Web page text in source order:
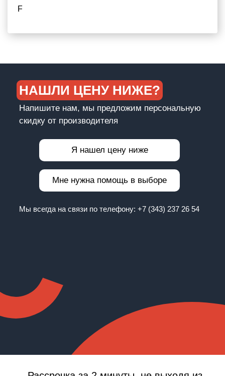
F
НАШЛИ ЦЕНУ НИЖЕ?
Напишите нам, мы предложим персональную
скидку от производителя
Я нашел цену ниже
Мне нужна помощь в выборе
Мы всегда на связи по телефону: +7 (343) 237 26 54